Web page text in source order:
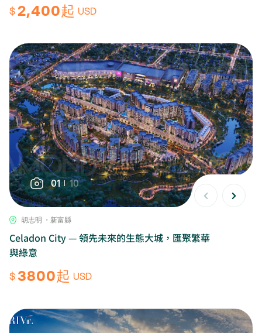
$2,400起 USD
01 10
胡志明 ・新富縣
Celadon City — 領先未來的生態大城，匯聚繁華
與綠意
$ 3800起 USD